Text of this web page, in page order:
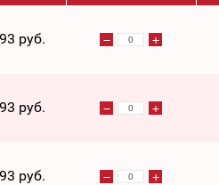
руб.
руб.
руб.